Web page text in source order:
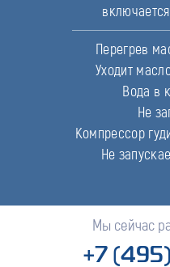
Перегрев
Уходит
Вода в
Не
Компрессор
Не
Мы сейчас
+7